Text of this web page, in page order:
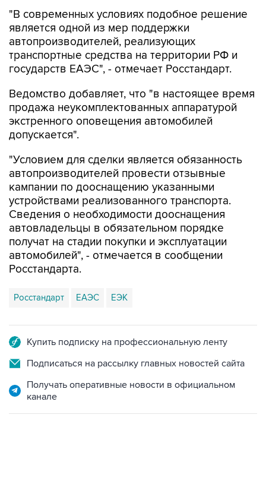
автопроизводителей, реализующих
транспортные средства на территории РФ и
государств ЕАЭС", - отмечает Росстандарт.
Ведомство добавляет, что "в настоящее время
экстренного оповещения автомобилей
допускается".
"Условием для сделки является обязанность
кампании по дооснащению указанными
устройствами реализованного транспорта.
Сведения о необходимости дооснащения
автовладельцы в обязательном порядке
получат на стадии покупки и эксплуатации
автомобилей", - отмечается в сообщении
Росстандарта.
Росстандарт ЕАЭС
Подписаться на рассылку главных новостей сайта
Получать оперативные новости в официальном